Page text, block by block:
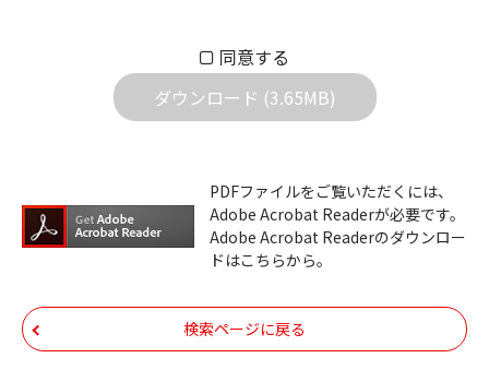
社は一切の責任を負いません。また、ファイ
ルの内容などの変更は一切行わないでくださ
機器のコントロールコマンドの仕様書、およ
びその他すべてのダウンロードファイルにつ
いての著作権を含むすべての権利は、アイコ
帰属します。ダウンロードしたファイルは、
個人で使用される以外にはご使用できませ
同意する
ダウンロード (3.65MB)
PDFファイルをご覧いただくには、
Adobe Acrobat Readerが必要です。
Adobe Acrobat Readerのダウンロー
ドはこちらから。
検索ページに戻る